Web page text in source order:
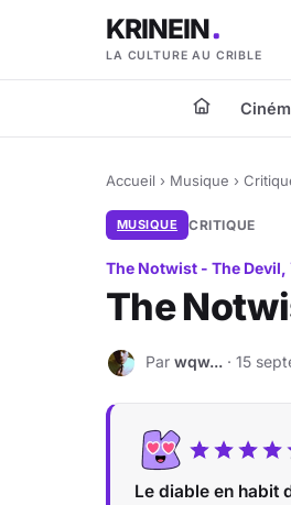
KRINEIN
LA CULTURE AU CRIBLE
Accueil › Musique ›
MUSIQUE CRITIQUE
The Notwist - The Devil,
The
W Par wqw... · 15
Le diable en habit